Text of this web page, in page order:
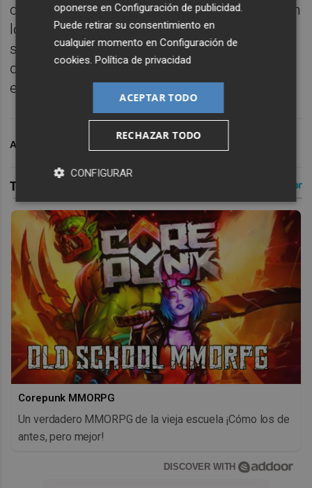
con Iborra esta temporada, cuenta ahora con
los seis centrocampistas de la plantilla
sanos y, ante el Mirandés el próximo
domingo, tendrá que descartar a alguno de
ellos para el once inicial.
ARCHIVADO EN
Corepunk MMORPG
Un verdadero MMORPG de la vieja escuela ¡Cómo los de
antes, pero mejor!
DISCOVER WITH
oponerse enConfiguración de publicidad.
Puede retirar su consentimiento en
cualquier momento enConfiguración de
cookies.Política de privacidad
ACEPTAR TODO
RECHAZAR TODO
CONFIGURAR